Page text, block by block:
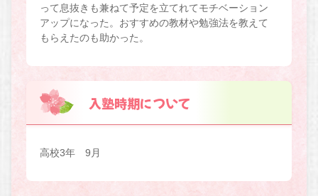
って息抜きも兼ねて予定を立てれてモチベーション
アップになった。おすすめの教材や勉強法を教えて
もらえたのも助かった。
入塾時期について
高校3年 9月